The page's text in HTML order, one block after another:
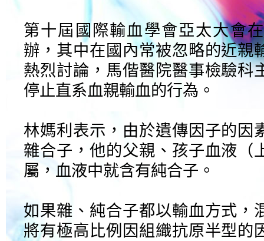
第十屆國際輸血學會亞太大會
辦，其中在國內常被忽略的近親
熱烈討論，馬偕醫院醫事檢驗科
停止直系血親輸血的行為。
林媽利表示，由於遺傳因子的因
雜合子，他的父親、孩子血液（
屬，血液中就含有純合子。
如果雜、純合子都以輸血方式，
將有極高比例因組織抗原半型的